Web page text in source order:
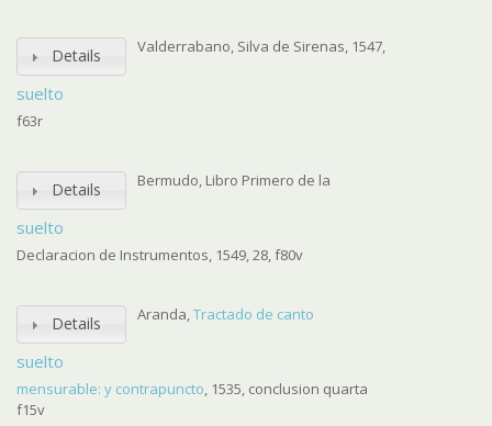
Details
suelto
Valderrabano, Silva de Sirenas, 1547,
f63r
Details
suelto
Bermudo, Libro Primero de la
Declaracion de Instrumentos, 1549, 28, f80v
Details
suelto
Aranda,Tractado de canto
mensurable: y contrapuncto, 1535, conclusion quarta
f15v